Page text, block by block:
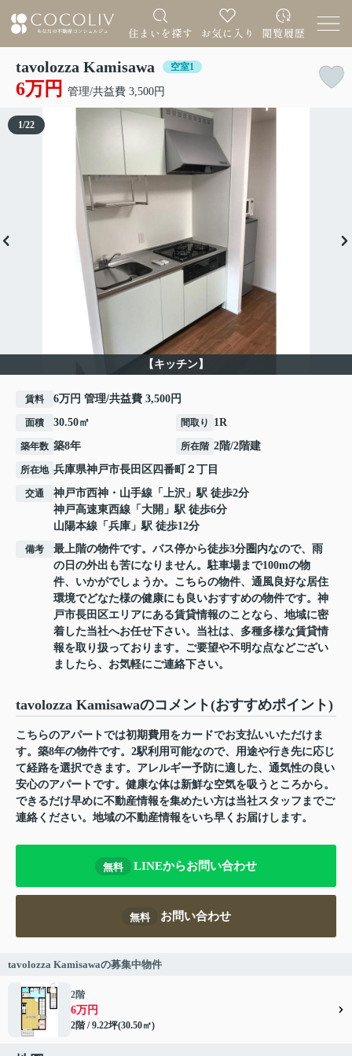
tavolozza Kamisawa 空室1
6万円 管理/共益費 3,500円
【キッチン】
1/22
賃料 6万円 管理/共益費 3,500円
面積 30.50㎡ 間取り 1R
築年数 築8年 所在階 2階/2階建
所在地 兵庫県神戸市長田区 四番町 ２丁目
交通 神戸市西神・山手線 「 上沢 」駅 徒歩2分
神戸高速東西線 「 大開 」駅 徒歩6分
山陽本線 「 兵庫 」駅 徒歩12分
備考
最上階の物件です。バス停から徒歩3分圏内なので、雨
の日の外出も苦になりません。駐車場まで100mの物
件、いかがでしょうか。こちらの物件、通風良好な居住
環境でどなた様の健康にも良いおすすめの物件です。神
戸市長田区エリアにある賃貸情報のことなら、地域に密
着した当社へお任せ下さい。当社は、多種多様な賃貸情
報を取り扱っております。ご要望や不明な点などござい
ましたら、お気軽にご連絡下さい。
tavolozza Kamisawaのコメント(おすすめポイント)
こちらのアパートでは初期費用をカードでお支払いいただけま
す。築8年の物件です。2駅利用可能なので、用途や行き先に応じ
て経路を選択できます。アレルギー予防に適した、通気性の良い
安心のアパートです。健康な体は新鮮な空気を吸うところから。
できるだけ早めに不動産情報を集めたい方は当社スタッフまでご
連絡ください。地域の不動産情報をいち早くお届けします。
無料 LINEからお問い合わせ
無料 お問い合わせ
tavolozza Kamisawaの募集中物件
2階
6万円
2階 / 9.22坪(30.50㎡)